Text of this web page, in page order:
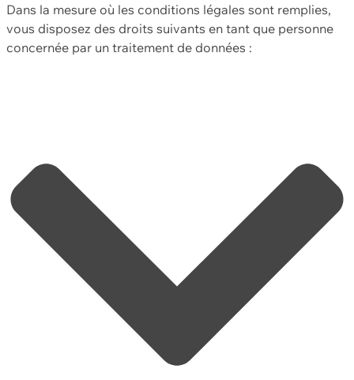
Dans la mesure où les conditions légales sont remplies,
vous disposez des droits suivants en tant que personne
concernée par un traitement de données :